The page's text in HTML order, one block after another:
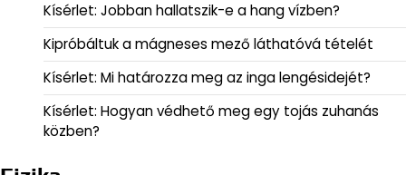
Kísérlet: Jobban hallatszik-e a hang vízben?
Kipróbáltuk a mágneses mező láthatóvá tételét
Kísérlet: Mi határozza meg az inga lengésidejét?
Kísérlet: Hogyan védhető meg egy tojás zuhanás
közben?